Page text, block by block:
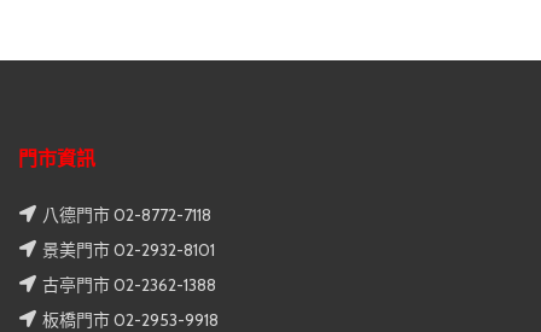
門市資訊
八德門市 02-8772-7118
景美門市 02-2932-8101
古亭門市 02-2362-1388
板橋門市 02-2953-9918